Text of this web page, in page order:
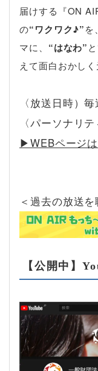
届けする『ON
の“ワクワク♪”を
マに、 “はなわ”と
えて面白おかし
〈放送日時）
〈パーソナリ
▶︎WEBページ
＜過去の放送
【公開中】